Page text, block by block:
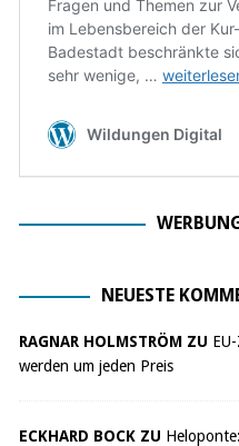
NEUESTE
RAGNAR HOLMSTRÖM ZU
werden um jeden Preis
ECKHARD BOCK ZU